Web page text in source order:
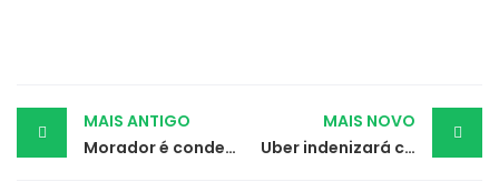
Post
navigation
MAIS ANTIGO
Morador é condenado por ofensas a idoso no Whatsapp
MAIS NOVO
Uber indenizará casal de idosos agredido por motorista